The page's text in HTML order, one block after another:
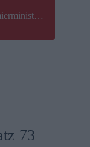
73